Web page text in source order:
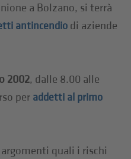
a Bolzano, si terrà
antincendio di aziende
2002, dalle 8.00 alle
per addetti al primo
quali i rischi